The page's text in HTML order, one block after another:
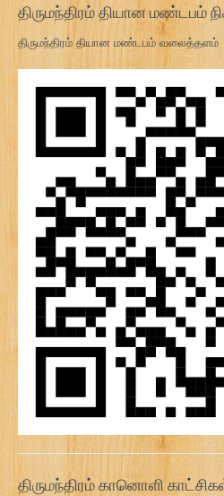
திருமந்திரம் தியான மண்டபம்
திருமந்திரம் தியான மண்டபம் வலைத்தளம்
திருமந்திரம் கானொளி